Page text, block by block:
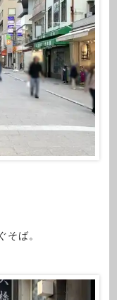
そば。